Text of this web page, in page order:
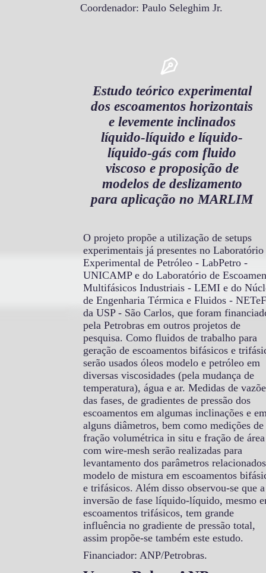
Coordenador: Paulo Seleghim Jr.
Estudo teórico experimental
dos escoamentos horizontais
e levemente inclinados
líquido-líquido e líquido-
líquido-gás com fluido
viscoso e proposição de
modelos de deslizamento
para aplicação no MARLIM
O projeto propõe a utilização de setups
experimentais já presentes no Laboratório
Experimental de Petróleo - LabPetro -
UNICAMP e do Laboratório de
Multifásicos Industriais - LEMI e do
de Engenharia Térmica e Fluidos - NETeF
da USP - São Carlos, que foram
pela Petrobras em outros projetos de
pesquisa. Como fluidos de trabalho para
geração de escoamentos bifásicos e
serão usados óleos modelo e petróleo em
diversas viscosidades (pela mudança de
temperatura), água e ar. Medidas de
das fases, de gradientes de pressão dos
escoamentos em algumas inclinações e
alguns diâmetros, bem como medições de
fração volumétrica in situ e fração de área
com wire-mesh serão realizadas para
levantamento dos parâmetros
modelo de mistura em escoamentos
e trifásicos. Além disso observou-se que a
inversão de fase líquido-líquido, mesmo
escoamentos trifásicos, tem grande
influência no gradiente de pressão total,
assim propõe-se também este estudo.
Financiador: ANP/Petrobras.